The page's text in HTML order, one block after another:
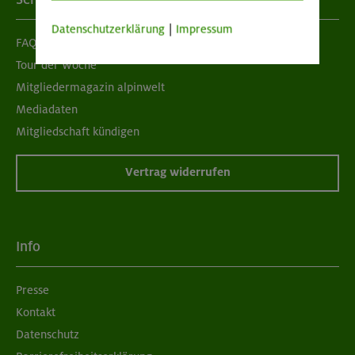
FAQ
Tour der Woche
Mitgliedermagazin alpinwelt
Mediadaten
Mitgliedschaft kündigen
Vertrag widerrufen
Info
Presse
Kontakt
Datenschutz
Datenschutzerklärung Impressum